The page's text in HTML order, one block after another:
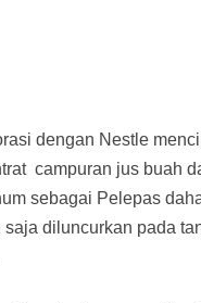
dengan Nestle
campuran jus buah
sebagai Pelepas
diluncurkan pada